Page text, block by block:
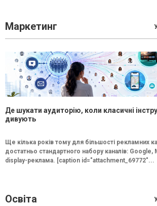
Маркетинг
Де шукати аудиторію, коли класичні
дивують
Ще кілька років тому для більшості рекламних
достатньо стандартного набору каналів: Google,
display-реклама. [caption id="attachment_69772"...
Освіта